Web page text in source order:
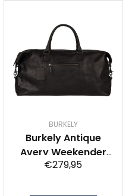
BURKELY
Burkely Antique
Avery Weekender
36L Black
€279,95